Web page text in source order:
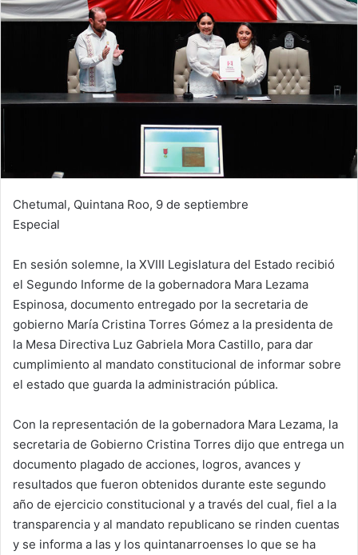
Chetumal, Quintana Roo, 9 de septiembre
Especial
En sesión solemne, la XVIII Legislatura del Estado recibió
el Segundo Informe de la gobernadora Mara Lezama
Espinosa, documento entregado por la secretaria de
gobierno María Cristina Torres Gómez a la presidenta de
la Mesa Directiva Luz Gabriela Mora Castillo, para dar
cumplimiento al mandato constitucional de informar sobre
el estado que guarda la administración pública.
Con la representación de la gobernadora Mara Lezama, la
secretaria de Gobierno Cristina Torres dijo que entrega un
documento plagado de acciones, logros, avances y
resultados que fueron obtenidos durante este segundo
año de ejercicio constitucional y a través del cual, fiel a la
transparencia y al mandato republicano se rinden cuentas
y se informa a las y los quintanarroenses lo que se ha